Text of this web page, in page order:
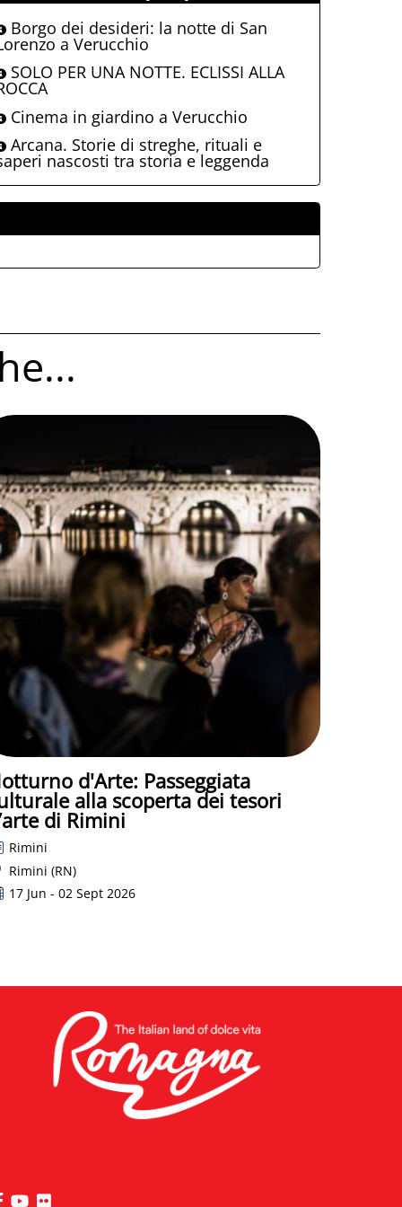
Borgo dei desideri: la notte di San
a Verucchio
SOLO PER UNA NOTTE. ECLISSI ALLA
Cinema in giardino a Verucchio
Arcana. Storie di streghe, rituali e
nascosti tra storia e leggenda
d'Arte: Passeggiata
alla scoperta dei tesori
di Rimini
Rimini
Rimini (RN)
17 Jun - 02 Sept 2026
visita la pagina Facebook di Riviera di Rimini
visita la pagina YouTube di Riviera di Rimini
visita la pagina Flickr di Riviera di Rimini